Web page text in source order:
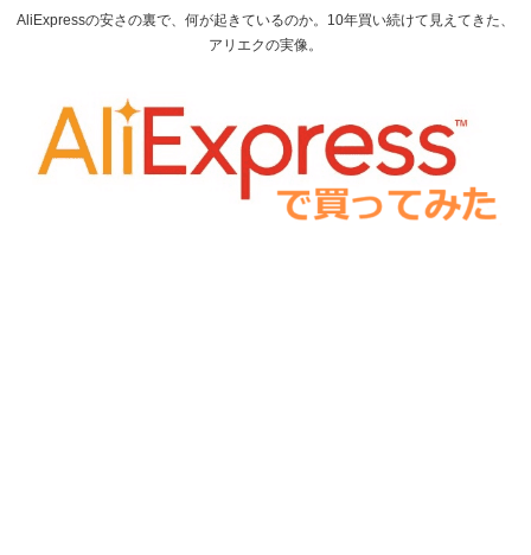
AliExpressの安さの裏で、何が起きているのか。10年買い続けて見えてきた、
アリエクの実像。